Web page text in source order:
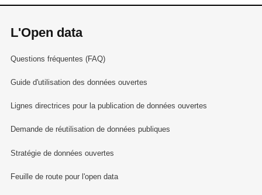
L'Open data
Questions fréquentes (FAQ)
Guide d'utilisation des données ouvertes
Lignes directrices pour la publication de données ouvertes
Demande de réutilisation de données publiques
Stratégie de données ouvertes
Feuille de route pour l'open data